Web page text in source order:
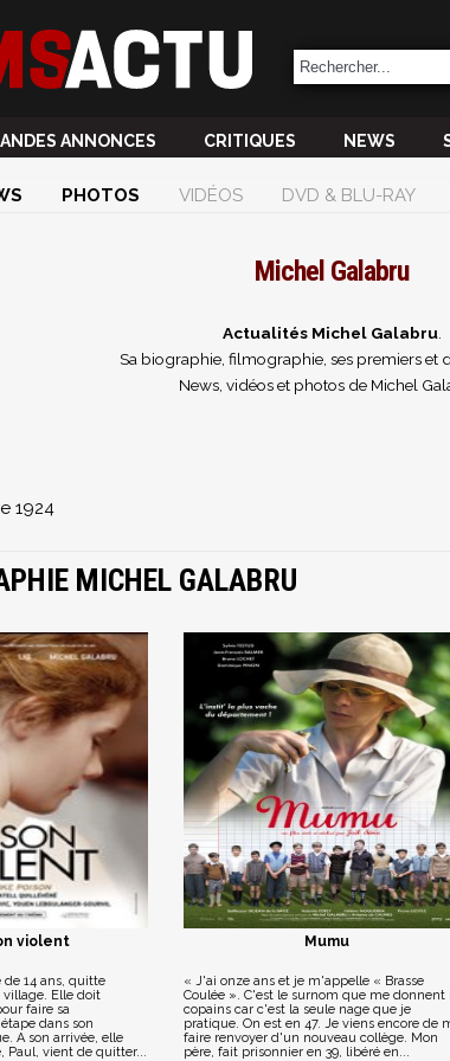
ANNONCES CRITIQUES NEWS
PHOTOS VIDÉOS DVD & BLU-RAY
Michel Galabru
Actualités Michel Galabru.
Sa biographie, filmographie, ses premiers et
News, vidéos et photos de Michel
1924
MICHEL GALABRU
violent
de 14 ans, quitte
Elle doit
faire sa
dans son
A son arrivée, elle
Paul, vient de quitter...
Mumu
« J'ai onze ans et je m'appelle « Brasse
Coulée ». C'est le surnom que me donnent
copains car c'est la seule nage que je
pratique. On est en 47. Je viens encore de
faire renvoyer d'un nouveau collège. Mon
père, fait prisonnier en 39, libéré en...